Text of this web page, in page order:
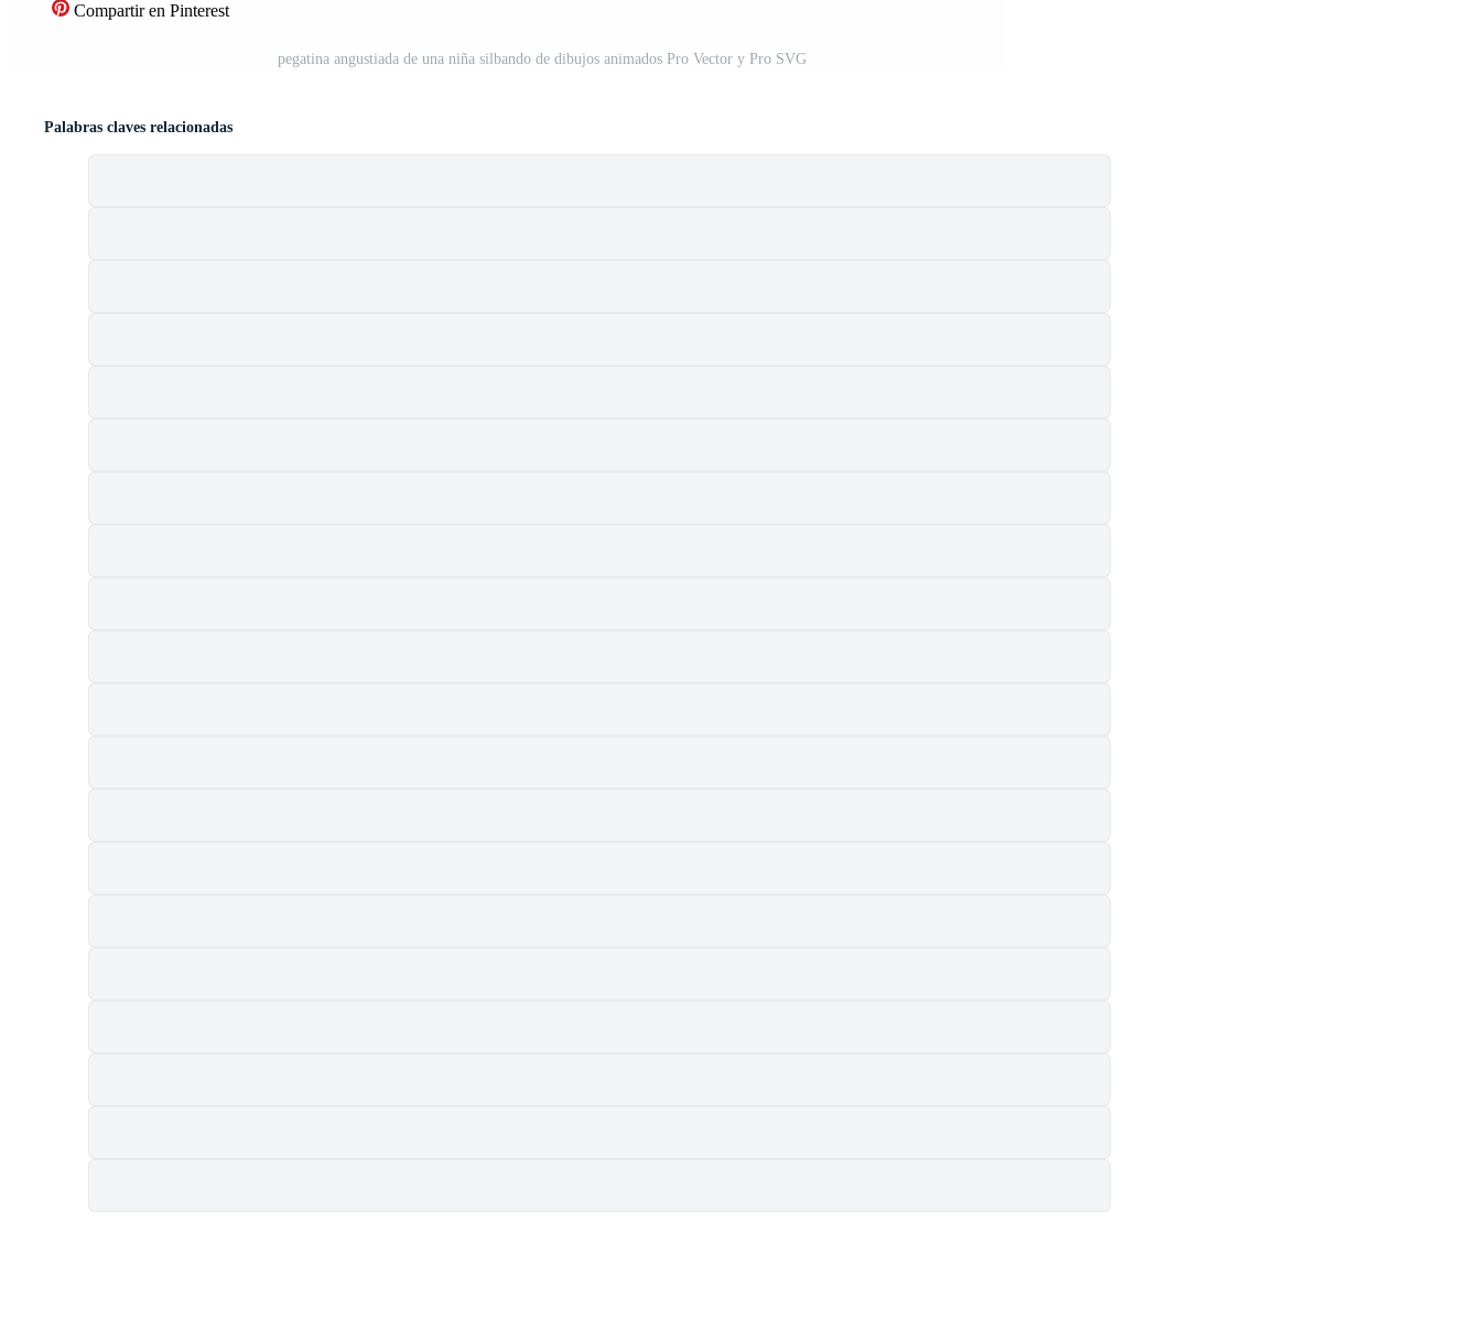
Compartir en Pinterest
pegatina angustiada de una niña silbando de dibujos animados Pro Vector y Pro SVG
Palabras claves relacionadas